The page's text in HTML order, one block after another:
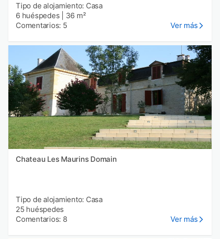
Tipo de alojamiento: Casa
6 huéspedes
36 m²
Comentarios: 5
Ver más
Chateau Les Maurins Domain
Tipo de alojamiento: Casa
25 huéspedes
Comentarios: 8
Ver más